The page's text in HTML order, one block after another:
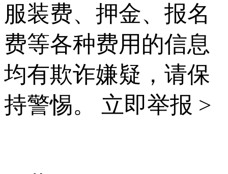
服装费、押金、报名
费等各种费用的信息
均有欺诈嫌疑，请保
持警惕。 立即举报 >